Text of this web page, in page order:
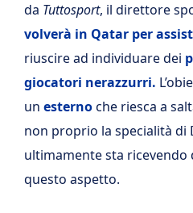
da Tuttosport, il direttore
volverà in Qatar per
riuscire ad individuare dei
giocatori nerazzurri.
un esternoche riesca a
non proprio la specialità di
ultimamente sta ricevendo
questo aspetto.